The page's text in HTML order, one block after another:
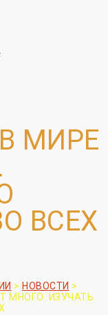
МИРЕ
ВСЕХ
> НОВОСТИ >
МНОГО. ИЗУЧАТЬ